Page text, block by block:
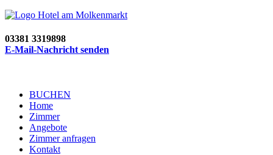
03381 3319898
E-Mail-Nachricht senden
BUCHEN
Home
Zimmer
Angebote
Zimmer anfragen
Kontakt